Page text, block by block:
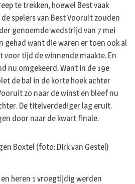
te trekken, hoewel Best vaak
spelers van Best Vooruit zouden
genoemde wedstrijd van 7 mei
gehad want die waren er toen ook al
voor tijd de winnende maakte. En
nu omgekeerd. Want in de 19e
de bal in de korte hoek achter
zo naar de winst en bleef nu
De titelverdediger lag eruit.
door naar de kwart finale.
Boxtel (foto: Dirk van Gestel)
heren 1 vroegtijdig werden